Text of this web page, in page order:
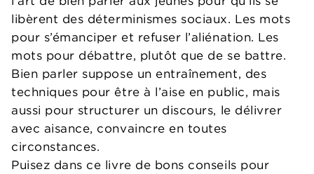
libèrent des déterminismes sociaux. Les mots
pour s’émanciper et refuser l’aliénation. Les
mots pour débattre, plutôt que de se battre.
Bien parler suppose un entraînement, des
techniques pour être à l’aise en public, mais
aussi pour structurer un discours, le délivrer
avec aisance, convaincre en toutes
circonstances.
Puisez dans ce livre de bons conseils pour